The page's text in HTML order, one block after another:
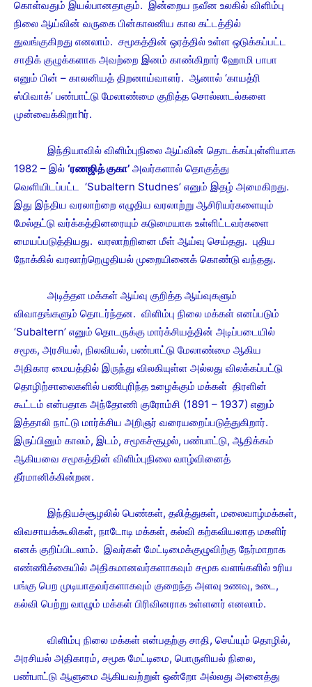
கொள்வதும் இயல்பானதாகும். இன்றைய நவீன உலகில் விளிம்பு
நிலை ஆய்வின் வருகை பின்காலனிய கால கட்டத்தில்
துவங்குகிறது எனலாம். சமூகத்தின் ஒரத்தில் உள்ள ஒடுக்கப்பட்ட
சாதிக் குழுக்களாக அவற்றை இனம் காண்கிறார் ஹோமி பாபா
எனும் பின் – காலனியத் திறனாய்வாளர். ஆனால் ‘காயத்ரி
ஸ்பிவாக்’ பண்பாட்டு மேலாண்மை குறித்த சொல்லாடல்களை
முன்வைக்கிறாhர்.
இந்தியாவில் விளிம்புநிலை ஆய்வின் தொடக்கப்புள்ளியாக
1982 – இல் ‘ரணஜித் குகா’ அவர்களால் தொகுத்து
வெளியிடப்பட்ட ‘Subaltern Studnes’ எனும் இதழ் அமைகிறது.
இது இந்திய வரலாற்றை எழுதிய வரலாற்று ஆசிரியர்களையும்
மேல்தட்டு வர்க்கத்தினரையும் கடுமையாக உள்ளிட்டவர்களை
மையப்படுத்தியது. வரலாற்றினை மீள் ஆய்வு செய்தது. புதிய
நோக்கில் வரலாற்றெழுதியல் முறையினைக் கொண்டு வந்தது.
அடித்தள மக்கள் ஆய்வு குறித்த ஆய்வுகளும்
விவாதங்களும் தொடர்ந்தன. விளிம்பு நிலை மக்கள் எனப்படும்
‘Subaltern’ எனும் தொடருக்கு மார்க்சியத்தின் அடிப்படையில்
சமூக, அரசியல், நிலவியல், பண்பாட்டு மேலாண்மை ஆகிய
அதிகார மையத்தில் இருந்து விலகியுள்ள அல்லது விலக்கப்பட்டு
தொழிற்சாலைகளில் பணிபுரிந்த உழைக்கும் மக்கள் திரளின்
கூட்டம் என்பதாக அந்தோணி குரோம்சி (1891 – 1937) எனும்
இத்தாலி நாட்டு மார்க்சிய அறிஞர் வரையறைப்படுத்துகிறார்.
இருப்பினும் காலம், இடம், சமூகச்சூழல், பண்பாட்டு, ஆதிக்கம்
ஆகியவை சமூகத்தின் விளிம்புநிலை வாழ்வினைத்
தீர்மானிக்கின்றன.
இந்தியச்சூழலில் பெண்கள், தலித்துகள், மலைவாழ்மக்கள்,
விவசாயக்கூலிகள், நாடோடி மக்கள், கல்வி கற்கவியலாத மகளிர்
எனக் குறிப்பிடலாம். இவர்கள் மேட்டிமைக்குழுவிற்கு நேர்மாறாக
எண்ணிக்கையில் அதிகமானவர்களாகவும் சமூக வளங்களில் உரிய
பங்கு பெற முடியாதவர்களாகவும் குறைந்த அளவு உணவு, உடை,
கல்வி பெற்று வாழும் மக்கள் பிரிவினராக உள்ளனர் எனலாம்.
விளிம்பு நிலை மக்கள் என்பதற்கு சாதி, செய்யும் தொழில்,
அரசியல் அதிகாரம், சமூக மேட்டிமை, பொருளியல் நிலை,
பண்பாட்டு ஆளுமை ஆகியவற்றுள் ஒன்றோ அல்லது அனைத்து